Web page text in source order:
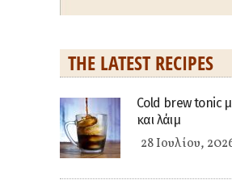
THE LATEST RECIPES
Cold brew tonic
και λάιμ
28 Ιουλίου,